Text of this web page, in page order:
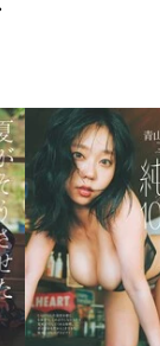
溝端 葵『もう
つの、あおい
で。』